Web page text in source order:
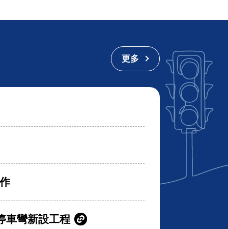
更多
車彎新設工程